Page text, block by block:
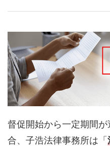
督促開始から一定期間
合、子浩法律事務所は「